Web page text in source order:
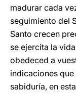
madurar cada
seguimiento del
Santo crecen
se ejercita la
obedeced a
indicaciones
sabiduría, en